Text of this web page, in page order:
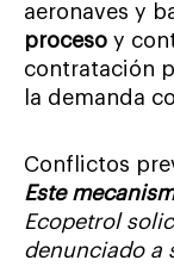
aeronaves y
proceso y
contratación
la demanda
Conflictos
Este
Ecopetrol
denunciado a